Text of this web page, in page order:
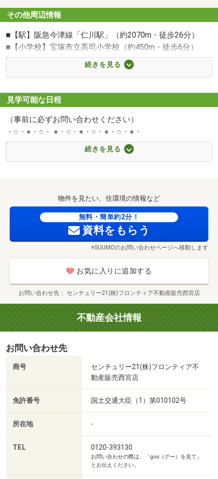
・○・●・○・ ●・○・●・○・●・○・●・
その他周辺情報
■【駅】阪急今津線「仁川駅」（約2070m・徒歩26分）
■【小学校】宝塚市立高司小学校（約450m・徒歩6分）
■【中学校】宝塚市立高司中学校（約960m・徒歩12分）
■【スーパー】万代仁川店（約1100m・徒歩14分）
徒歩3分）
■【公園】武庫川河川敷緑地（約330m・徒歩5分）
■【ショッピングセンター】H＆Mイオンモール伊丹昆陽
（約2390m・徒歩30分）
■【病院】医療法人社団六心会伊丹恒生脳神経外科病院
続きを見る
見学可能な日程
（事前に必ずお問い合わせください）
・○・●・○・ ●・○・●・○・●・○・●・
■ファイナンシャル相談■
不動産のプロにファイナンシャル相談をしませんか？
月々いくら位までであれば無理なく返済できるのか等、プ
ロ目線でライフプランをご提案させていただきます。
弊社は金融機関より『地域貢献賞』を頂いたこともあり、
お客様のお仕事内容やご年収、現在の借入などにより金利
沢山の金融機関とかなり親しくさせて頂いており、お客様
によりよい金融機関のご提案をさせて頂けますので安心し
てご相談くださいませ。
弊社は『年中無休』で営業しており、営業時間外でのご案
内やご契約も元気にご対応中！
迅速にご対応させていただきます！
お仕事のご都合で、「今はまだ、、、」と物件の購入を諦
めていませんか？弊社なら、お客様のご都合に合わせてご
案内からご契約後までしっかりサポートいたします！
■無料送迎サービス有■
最寄り駅やご自宅までお車でお迎えに上がり、そのまま現
地へのご案内も可能です！
駅から少し離れた物件や、今のお家から少し遠い物件でも
続きを見る
物件を見たい、住環境の情報など
無料・簡単約2分！
資料をもらう
※SUUMOのお問い合わせページへ移動します
お気に入りに追加する
お問い合わせ先 センチュリー21(株)フロンティア不動産販売西宮店
不動産会社情報
お問い合わせ先
商号
センチュリー21(株)フロンティア不
動産販売西宮店
免許番号 国土交通大臣（1）第010102号
所在地 -
TEL 0120-393130
お問い合わせの際は、「goo（グー）を見て」
とお伝えください。